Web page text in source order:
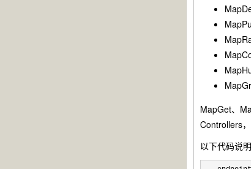
MapGet、
Controllers
以下代码说